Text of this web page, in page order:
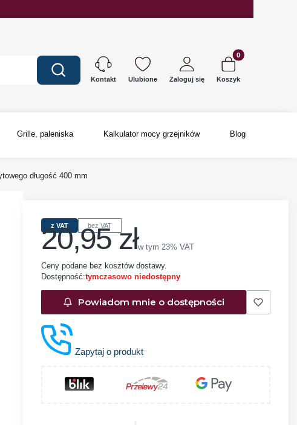
Wyczyść Szukaj Kontakt Ulubione Zaloguj się
Produkty w
Koszyk
Grille, paleniska Kalkulator mocy grzejników Blog
długość 400 mm
z VAT bez VAT
Cena
20,95 złw tym 23% VAT
w tym 23% VAT
Ceny podane bez kosztów dostawy.
Dostępność:tymczasowo niedostępny
Powiadom mnie o dostępności
Zapytaj o produkt